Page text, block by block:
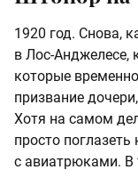
1920 год. Снова,
в Лос-Анджелесе,
которые
призвание
Хотя на самом
просто
с авиатрюками. В